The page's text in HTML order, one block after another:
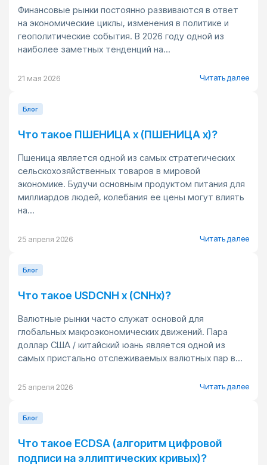
Финансовые рынки постоянно развиваются в ответ
на экономические циклы, изменения в политике и
геополитические события. В 2026 году одной из
наиболее заметных тенденций на...
21 мая 2026 Читать далее
Блог
Что такое ПШЕНИЦА x (ПШЕНИЦА x)?
Пшеница является одной из самых стратегических
сельскохозяйственных товаров в мировой
экономике. Будучи основным продуктом питания для
миллиардов людей, колебания ее цены могут влиять
на...
25 апреля 2026 Читать далее
Блог
Что такое USDCNH x (CNHx)?
Валютные рынки часто служат основой для
глобальных макроэкономических движений. Пара
доллар США / китайский юань является одной из
самых пристально отслеживаемых валютных пар в...
25 апреля 2026 Читать далее
Блог
Что такое ECDSA (алгоритм цифровой
подписи на эллиптических кривых)?